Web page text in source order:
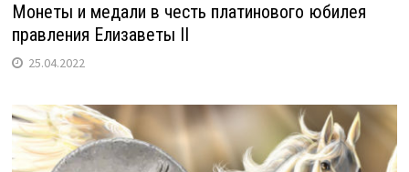
Монеты и медали в честь платинового юбилея
правления Елизаветы II
25.04.2022